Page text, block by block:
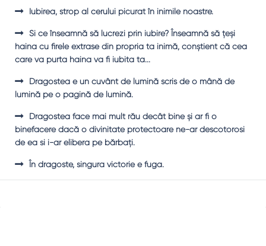
Iubirea, strop al cerului picurat în inimile noastre.
Şi ce înseamnă să lucrezi prin iubire? Înseamnă să ţeşi
haina cu firele extrase din propria ta inimă, conştient că cea
care va purta haina va fi iubita ta...
Dragostea e un cuvânt de lumină scris de o mână de
lumină pe o pagină de lumină.
Dragostea face mai mult rău decât bine şi ar fi o
binefacere dacă o divinitate protectoare ne-ar descotorosi
de ea si i-ar elibera pe bărbaţi.
În dragoste, singura victorie e fuga.